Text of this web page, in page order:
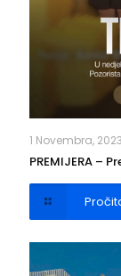
1 Novembra, 2023
PREMIJERA –